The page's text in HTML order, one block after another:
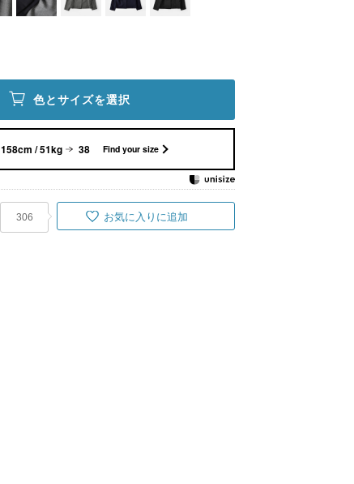
色とサイズを選択
158cm / 51kg 38 Find your size
306 お気に入りに追加